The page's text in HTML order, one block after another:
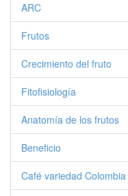
ARC
Frutos
Crecimiento del fruto
Fitofisiología
Anatomía de los frutos
Beneficio
Café variedad Colombia